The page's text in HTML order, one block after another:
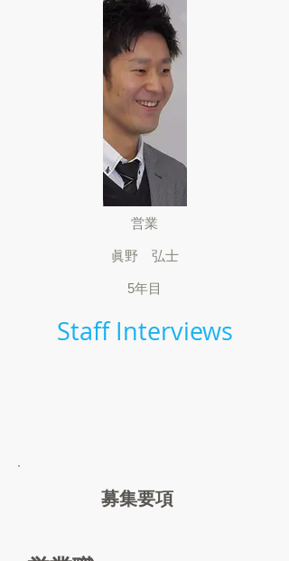
Staff Interviews
営業
眞野 弘士
​5年目
募集要項